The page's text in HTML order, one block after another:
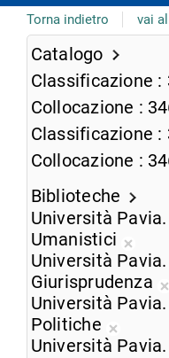
Torna indietro vai
Catalogo
Classificazione
Collocazione
Classificazione
Collocazione
Biblioteche
Università
Umanistici
dalla
Università
Giurisprudenza
Università
Politiche
Università